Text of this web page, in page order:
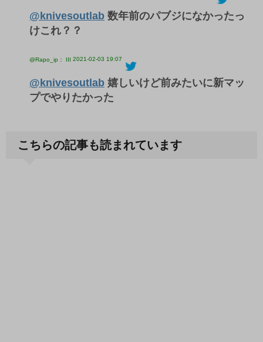
@knivesoutlab 数年前のパブジになかったっ
けこれ？？
@Rapo_ip： III 2021-02-03 19:07
@knivesoutlab 嬉しいけど前みたいに新マッ
プでやりたかった
こちらの記事も読まれています